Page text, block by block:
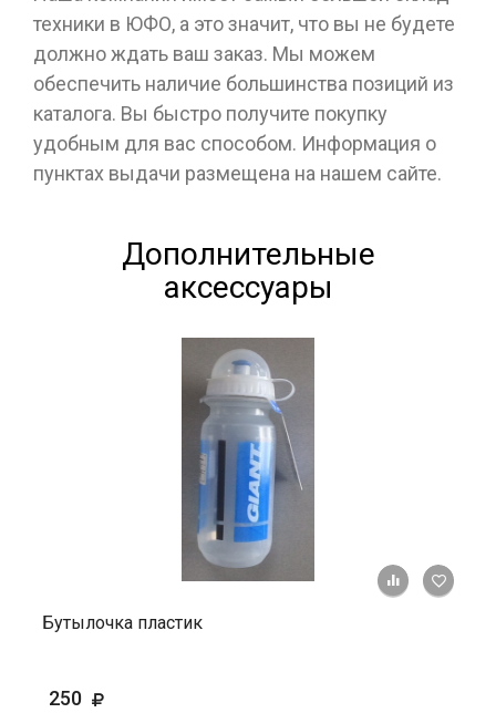
техники в ЮФО, а это значит, что вы не будете
должно ждать ваш заказ. Мы можем
обеспечить наличие большинства позиций из
каталога. Вы быстро получите покупку
удобным для вас способом. Информация о
пунктах выдачи размещена на нашем сайте.
Дополнительные
аксессуары
+ К
Бутылочка пластик
250